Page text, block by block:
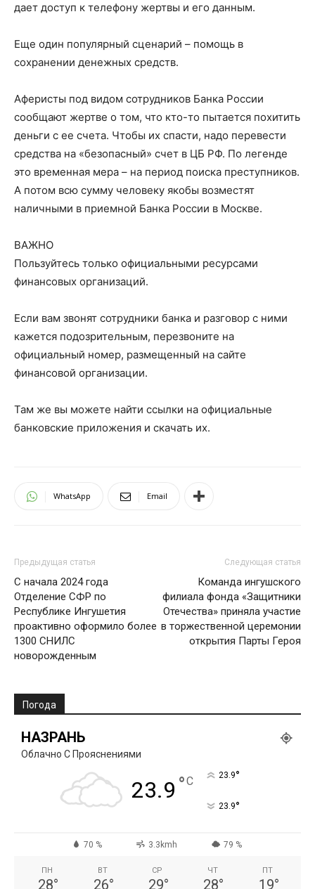
дает доступ к телефону жертвы и его данным.
Еще один популярный сценарий – помощь в
сохранении денежных средств.
Аферисты под видом сотрудников Банка России
сообщают жертве о том, что кто-то пытается похитить
деньги с ее счета. Чтобы их спасти, надо перевести
средства на «безопасный» счет в ЦБ РФ. По легенде
это временная мера – на период поиска преступников.
А потом всю сумму человеку якобы возместят
наличными в приемной Банка России в Москве.
ВАЖНО
Пользуйтесь только официальными ресурсами
финансовых организаций.
Если вам звонят сотрудники банка и разговор с ними
кажется подозрительным, перезвоните на
официальный номер, размещенный на сайте
финансовой организации.
Там же вы можете найти ссылки на официальные
банковские приложения и скачать их.
WhatsApp Email
Предыдущая статья
С начала 2024 года
Отделение СФР по
Республике Ингушетия
проактивно оформило более
1300 СНИЛС
новорожденным
Следующая статья
Команда ингушского
филиала фонда «Защитники
Отечества» приняла участие
в торжественной церемонии
открытия Парты Героя
Погода
НАЗРАНЬ
Облачно С Прояснениями
23.9 °C 23.9°
23.9°
70 % 3.3kmh 79 %
ПН
28°
ВТ
26°
СР
29°
ЧТ
28°
ПТ
19°